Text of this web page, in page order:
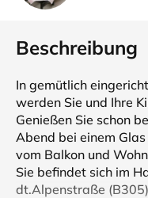
Beschreibung
In gemütlich
werden Sie und Ihre
Genießen Sie schon
Abend bei einem
vom Balkon und
Sie befindet sich im
dt.Alpenstraße